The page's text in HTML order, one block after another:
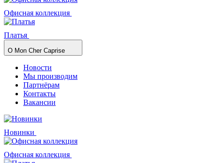
Офисная коллекция
Платья
О Mon Cher Caprise
Новости
Мы производим
Партнёрам
Контакты
Вакансии
Новинки
Офисная коллекция